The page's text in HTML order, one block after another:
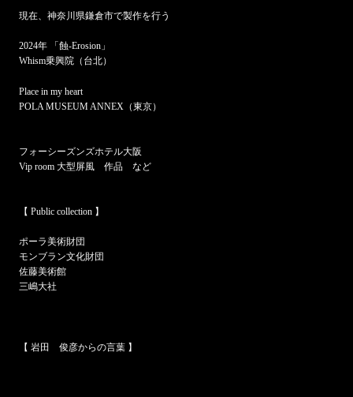
現在、神奈川県鎌倉市で製作を行う
2024年 「蝕-Erosion」
Whism乗興院（台北）
Place in my heart
POLA MUSEUM ANNEX（東京）
フォーシーズンズホテル大阪
Vip room 大型屏風 作品 など
【 Public collection 】
ポーラ美術財団
モンブラン文化財団
佐藤美術館
三嶋大社
【 岩田 俊彦からの言葉 】